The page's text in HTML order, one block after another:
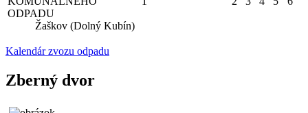
ODPADU
Žaškov (Dolný Kubín)
Kalendár zvozu odpadu
Zberný dvor